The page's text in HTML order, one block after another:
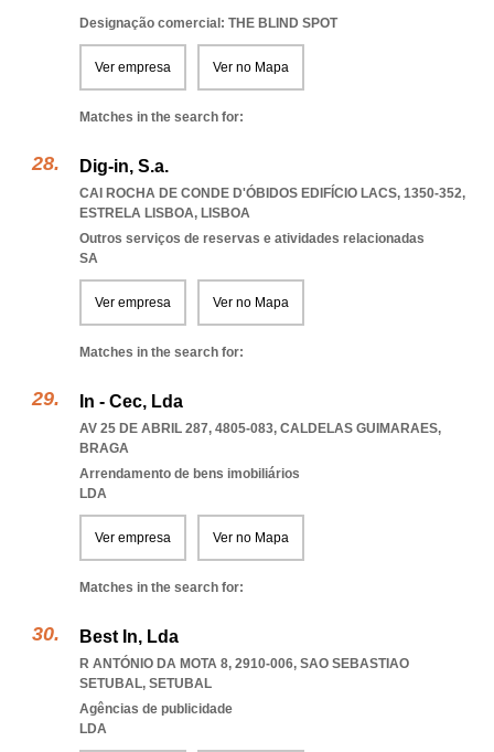
Designação comercial: THE BLIND SPOT
Ver empresa Ver no Mapa
Matches in the search for:
Dig-in, S.a.
CAI ROCHA DE CONDE D'ÓBIDOS EDIFÍCIO LACS, 1350-352,
ESTRELA LISBOA, LISBOA
Outros serviços de reservas e atividades relacionadas
SA
Ver empresa Ver no Mapa
Matches in the search for:
In - Cec, Lda
AV 25 DE ABRIL 287, 4805-083, CALDELAS GUIMARAES,
BRAGA
Arrendamento de bens imobiliários
LDA
Ver empresa Ver no Mapa
Matches in the search for:
Best In, Lda
R ANTÓNIO DA MOTA 8, 2910-006, SAO SEBASTIAO
SETUBAL, SETUBAL
Agências de publicidade
LDA